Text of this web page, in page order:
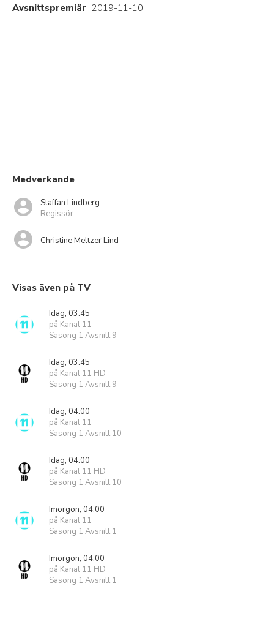
Avsnittspremiär 2019-11-10
Medverkande
Staffan Lindberg
Regissör
Christine Meltzer Lind
Visas även på TV
Idag, 03:45
på Kanal 11
Säsong 1 Avsnitt 9
Idag, 03:45
på Kanal 11 HD
Säsong 1 Avsnitt 9
Idag, 04:00
på Kanal 11
Säsong 1 Avsnitt 10
Idag, 04:00
på Kanal 11 HD
Säsong 1 Avsnitt 10
Imorgon, 04:00
på Kanal 11
Säsong 1 Avsnitt 1
Imorgon, 04:00
på Kanal 11 HD
Säsong 1 Avsnitt 1